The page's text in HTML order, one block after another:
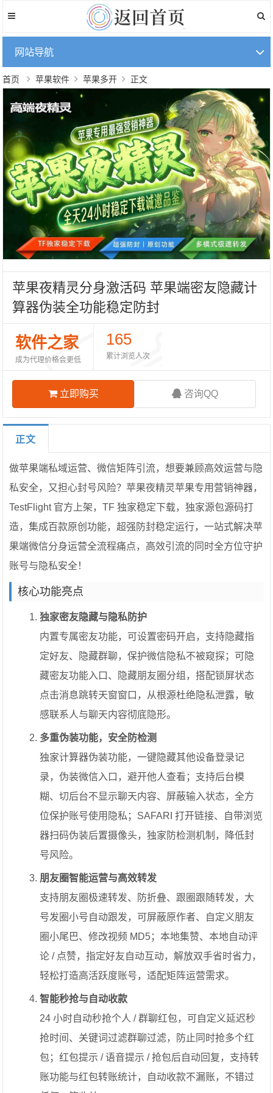
网站导航
首页 苹果软件 苹果多开 正文
苹果夜精灵分身激活码 苹果端密友隐藏计
算器伪装全功能稳定防封
软件之家
成为代理价格会更低
165
累计浏览人次
立即购买 咨询QQ
正文
做苹果端私域运营、微信矩阵引流，想要兼顾高效运营与隐
私安全，又担心封号风险？苹果夜精灵苹果专用营销神器，
TestFlight 官方上架，TF 独家稳定下载，独家源包源码打
造，集成百款原创功能，超强防封稳定运行，一站式解决苹
果端微信分身运营全流程痛点，高效引流的同时全方位守护
账号与隐私安全！
核心功能亮点
独家密友隐藏与隐私防护
内置专属密友功能，可设置密码开启，支持隐藏指
定好友、隐藏群聊，保护微信隐私不被窥探；可隐
藏密友功能入口、隐藏朋友圈分组，搭配锁屏状态
点击消息跳转天窗窗口，从根源杜绝隐私泄露，敏
感联系人与聊天内容彻底隐形。
多重伪装功能，安全防检测
独家计算器伪装功能，一键隐藏其他设备登录记
录，伪装微信入口，避开他人查看；支持后台模
糊、切后台不显示聊天内容、屏蔽输入状态，全方
位保护账号使用隐私；SAFARI 打开链接、自带浏览
器扫码伪装后置摄像头，独家防检测机制，降低封
号风险。
朋友圈智能运营与高效转发
支持朋友圈极速转发、防折叠、跟圈跟随转发，大
号发圈小号自动跟发，可屏蔽原作者、自定义朋友
圈小尾巴、修改视频 MD5；本地集赞、本地自动评
论 / 点赞，指定好友自动互动，解放双手省时省力，
轻松打造高活跃度账号，适配矩阵运营需求。
智能秒抢与自动收款
24 小时自动秒抢个人 / 群聊红包，可自定义延迟秒
抢时间、关键词过滤群聊过滤，防止同时抢多个红
包；红包提示 / 语音提示 / 抢包后自动回复，支持转
账功能与红包转账统计，自动收款不漏账，不错过